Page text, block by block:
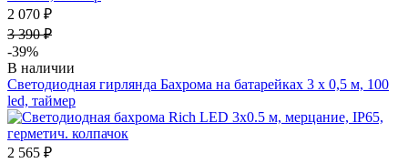
2 070 ₽
3 390 ₽
-39%
В наличии
Светодиодная гирлянда Бахрома на батарейках 3 х 0,5 м, 100
led, таймер
2 565 ₽